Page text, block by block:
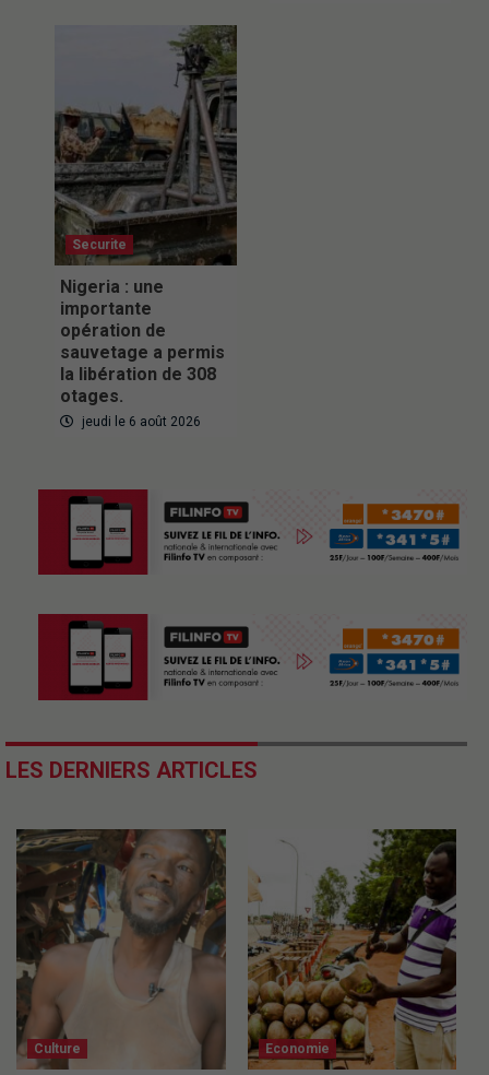
Securite
Nigeria : une
importante
opération de
sauvetage a permis
la libération de 308
otages.
jeudi le 6 août 2026
LES DERNIERS ARTICLES
Culture Economie